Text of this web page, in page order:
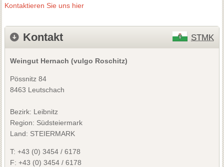
Kontaktieren Sie uns hier
Kontakt STMK
Weingut Hernach (vulgo Roschitz)
Pössnitz 84
8463 Leutschach
Bezirk: Leibnitz
Region: Südsteiermark
Land: STEIERMARK
T: +43 (0) 3454 / 6178
F: +43 (0) 3454 / 6178